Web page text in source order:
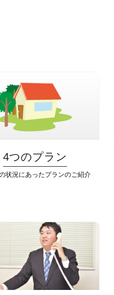
4つのプラン
状況にあったプランのご紹介